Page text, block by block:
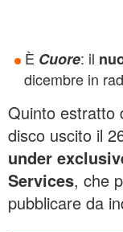
È Cuore: il
dicembre in
Quinto estratto
disco uscito il
under
Services, che
pubblicare da